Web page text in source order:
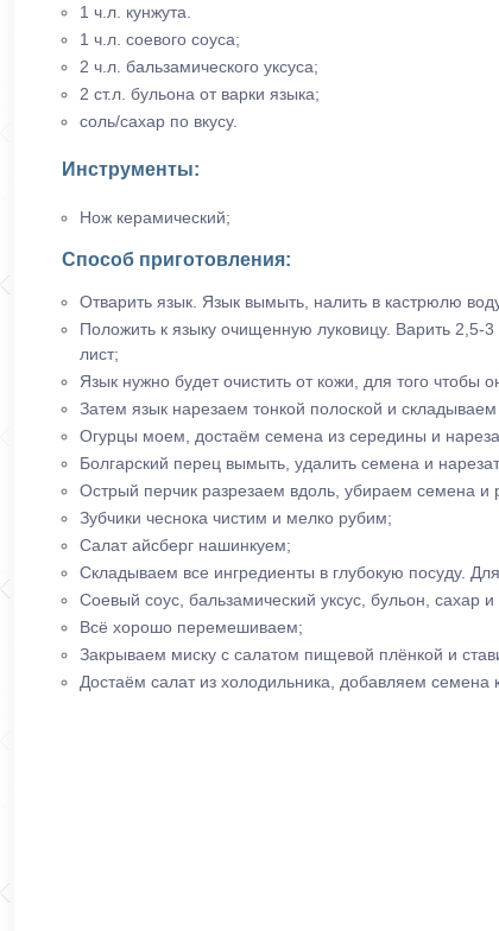
1 ч.л. кунжута.
1 ч.л. соевого соуса;
2 ч.л. бальзамического уксуса;
2 ст.л. бульона от варки языка;
соль/сахар по вкусу.
Инструменты:
Нож керамический;
Способ приготовления:
Отварить язык. Язык вымыть, налить в кастрюлю
Положить к языку очищенную луковицу. Варить 2,5-
лист;
Язык нужно будет очистить от кожи, для того чтобы
Затем язык нарезаем тонкой полоской и складываем
Огурцы моем, достаём семена из середины и
Болгарский перец вымыть, удалить семена и
Острый перчик разрезаем вдоль, убираем семена и
Зубчики чеснока чистим и мелко рубим;
Салат айсберг нашинкуем;
Складываем все ингредиенты в глубокую посуду.
Соевый соус, бальзамический уксус, бульон,
Всё хорошо перемешиваем;
Закрываем миску с салатом пищевой плёнкой и
Достаём салат из холодильника, добавляем